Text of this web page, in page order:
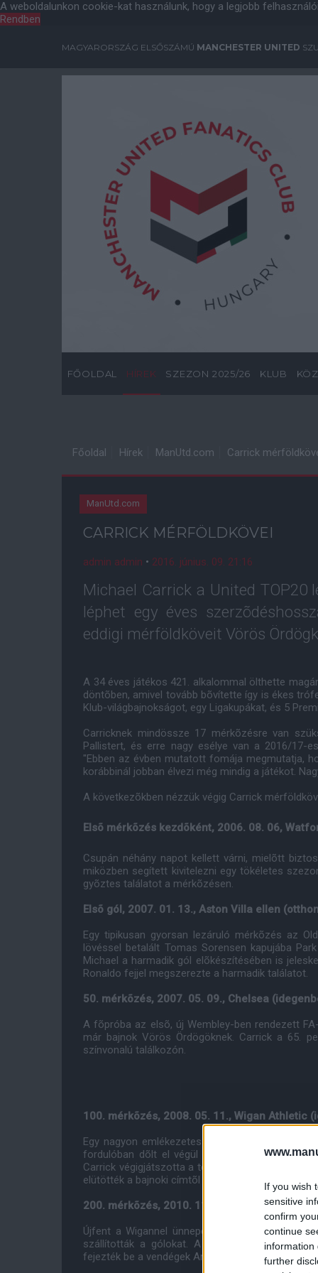
If you wish
sensitive
confirm
continue
information
further
A weboldalunkon cookie-kat használunk, hogy a legjobb
Rendben
MAGYARORSZÁG ELSŐSZÁMÚ MANCHESTER UNITED
FŐOLDAL HÍREK SZEZON 2025/26 KLUB
Főoldal Hírek ManUtd.com Carrick
ManUtd.com
CARRICK MÉRFÖLDKÖVEI
admin admin • 2016. június. 09. 21:16
Michael Carrick a United TOP20
léphet egy éves
eddigi mérföldköveit Vörös
A 34 éves játékos 421. alkalommal ölthette
döntõben, amivel tovább bõvítette így is ékes
Klub-világbajnokságot, egy Ligakupákat, és 5
Carricknek mindössze 17 mérkõzésre van
Pallistert, és erre nagy esélye van a 2016/17-
"Ebben az évben mutatott fomája megmutatja,
korábbinál jobban élvezi még mindig a játékot.
A következõkben nézzük végig Carrick
Elsõ mérkõzés kezdõként, 2006. 08. 06,
Csupán néhány napot kellett várni, mielõtt
miközben segített kivitelezni egy tökéletes
gyõztes találatot a mérkõzésen.
Elsõ gól, 2007. 01. 13., Aston Villa ellen
Egy tipikusan gyorsan lezáruló mérkõzés az
lövéssel betalált Tomas Sorensen kapujába
Michael a harmadik gól elõkészítésében is
Ronaldo fejjel megszerezte a harmadik találatot.
50. mérkõzés, 2007. 05. 09., Chelsea
A fõpróba az elsõ, új Wembley-ben rendezett
már bajnok Vörös Ördögöknek. Carrick a 65.
színvonalú találkozón.
100. mérkõzés, 2008. 05. 11., Wigan Athletic
Egy nagyon emlékezetes mérkõzés minden
fordulóban dõlt el végül a United javára,
Carrick végigjátszotta a teljes 90 percet és a
elütötték a bajnoki címtõl a Chelsea-t.
200. mérkõzés, 2010. 11. 20., Wigan Athletic
Újfent a Wigannel ünnepelhette újabb
szállították a gólokat. A mexikói a 64.
fejezték be a vendégek Antolin Alcaraz és Hugo